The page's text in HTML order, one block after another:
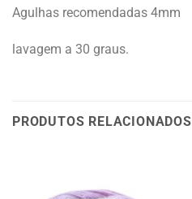
Agulhas recomendadas 4mm
lavagem a 30 graus.
PRODUTOS RELACIONADOS